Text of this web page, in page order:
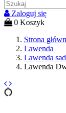
Zaloguj się
0 Koszyk
Strona
Lawenda
Lawenda
Lawenda